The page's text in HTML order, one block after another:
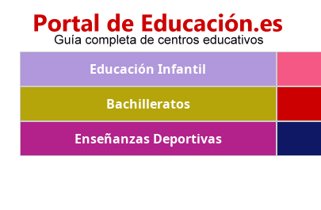
Educación Infantil
Bachilleratos
Enseñanzas Deportivas